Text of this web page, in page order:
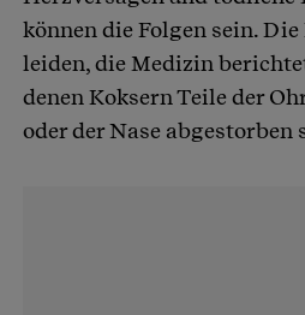
können die Folgen sein.
leiden, die Medizin
denen Koksern Teile der
oder der Nase abgestorben